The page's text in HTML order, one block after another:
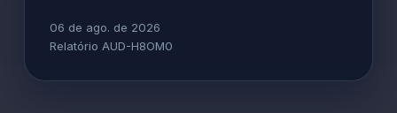
06 de ago. de 2026
Relatório AUD-H8OM0